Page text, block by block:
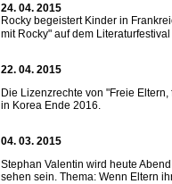
24. 04. 2015
Rocky begeistert Kinder in
mit Rocky" auf dem Literaturfestival
22. 04. 2015
Die Lizenzrechte von "Freie
in Korea Ende 2016.
04. 03. 2015
Stephan Valentin wird heute
sehen sein. Thema: Wenn Eltern